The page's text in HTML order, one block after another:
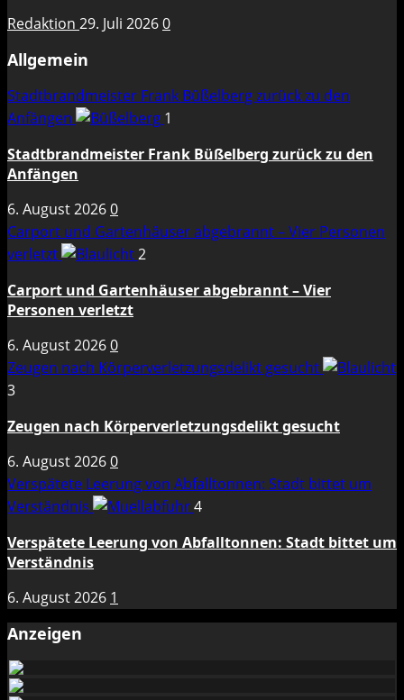
Redaktion 29. Juli 20260
Allgemein
Stadtbrandmeister Frank Büßelberg zurück zu den
Anfängen
1
Stadtbrandmeister Frank Büßelberg zurück zu den
Anfängen
6. August 20260
Carport und Gartenhäuser abgebrannt – Vier Personen
verletzt
2
Carport und Gartenhäuser abgebrannt – Vier
Personen verletzt
6. August 20260
Zeugen nach Körperverletzungsdelikt gesucht
3
Zeugen nach Körperverletzungsdelikt gesucht
6. August 20260
Verspätete Leerung von Abfalltonnen: Stadt bittet um
Verständnis
4
Verspätete Leerung von Abfalltonnen: Stadt bittet um
Verständnis
6. August 2026 1
Anzeigen